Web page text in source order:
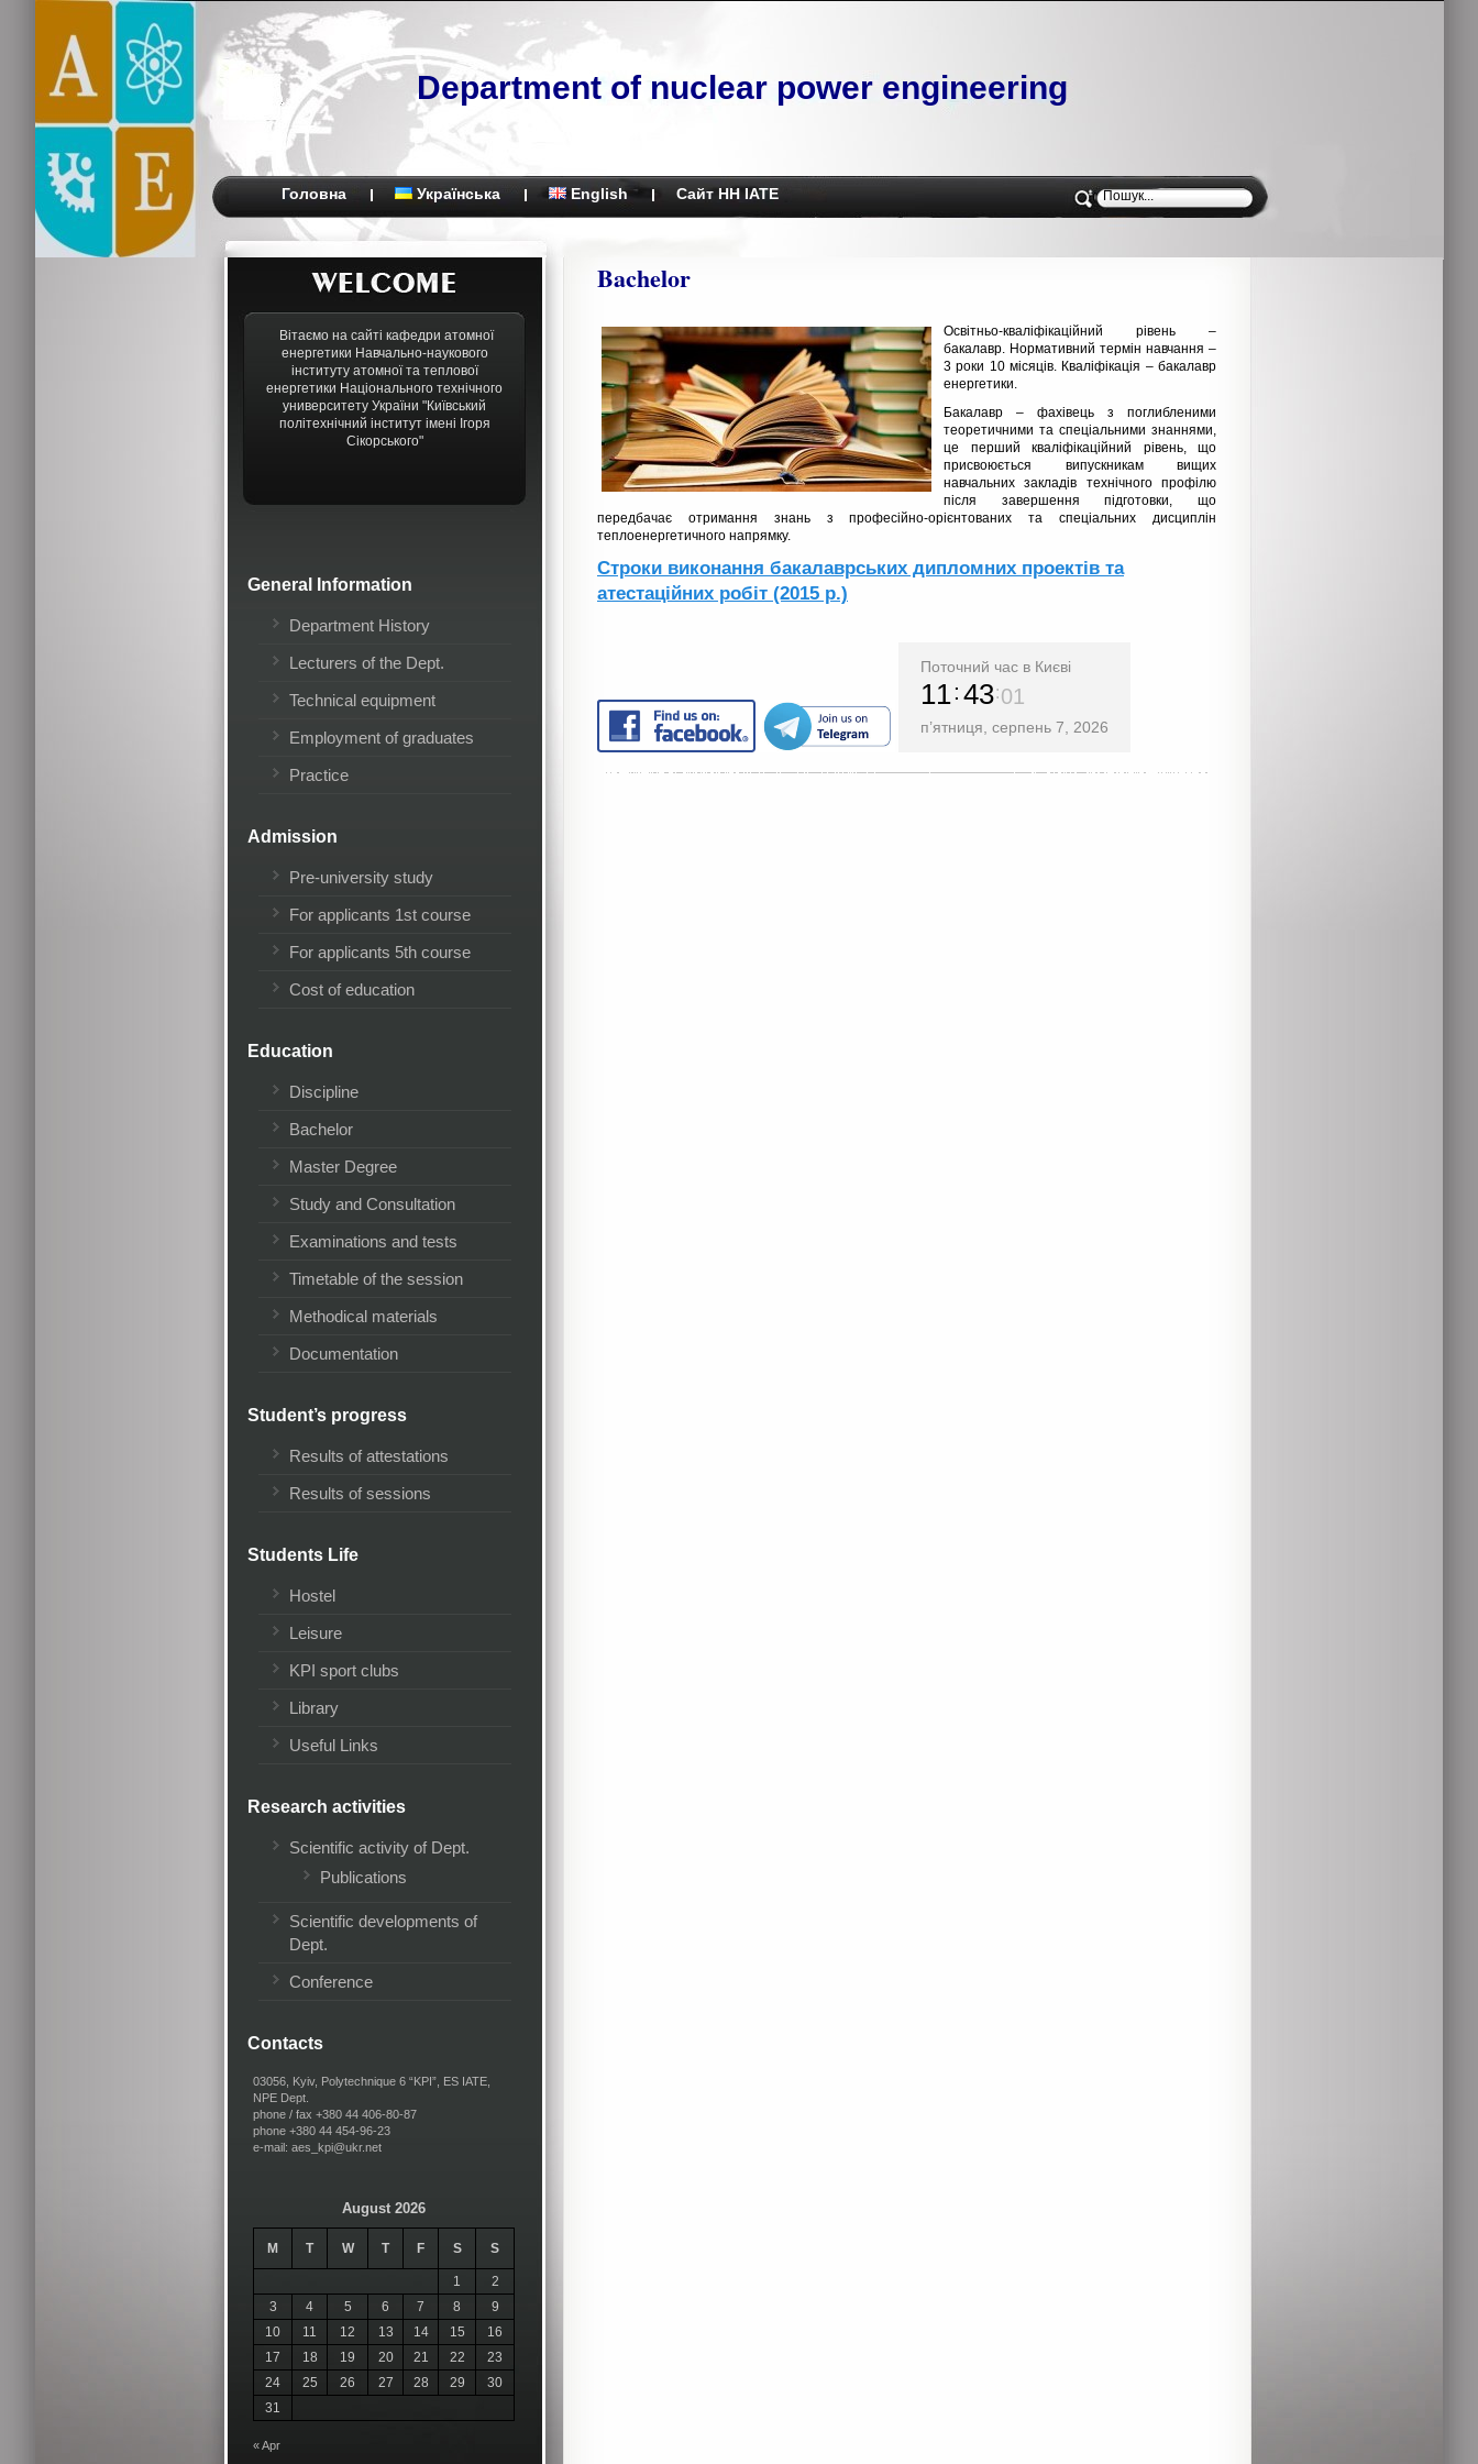
Department of nuclear power engineering
Головна Українська English Сайт НН ІАТЕ
Вітаємо на сайті кафедри атомної
енергетики Навчально-наукового
інституту атомної та теплової
енергетики Національного технічного
университету України "Київський
політехнічний інститут імені Ігоря
Сікорського"
General Information
Department History
Lecturers of the Dept.
Technical equipment
Employment of graduates
Practice
Admission
Pre-university study
For applicants 1st course
For applicants 5th course
Cost of education
Education
Discipline
Bachelor
Master Degree
Study and Consultation
Examinations and tests
Timetable of the session
Methodical materials
Documentation
Student’s progress
Results of attestations
Results of sessions
Students Life
Hostel
Leisure
KPI sport clubs
Library
Useful Links
Research activities
Scientific activity of Dept.
Publications
Scientific developments of
Dept.
Conference
Contacts
03056, Kyiv, Polytechnique 6 “KPI”, ES IATE,
NPE Dept.
phone / fax +380 44 406-80-87
phone +380 44 454-96-23
e-mail: aes_kpi@ukr.net
August 2026
M T W T F S S
1
2
3
4 5 6 7 8
9
10
11 12 13 14 15
16
17
18 19 20 21 22
23
24
25 26 27 28 29
30
31
« Apr
Bachelor
Освітньо-кваліфікаційний рівень –
бакалавр. Нормативний термін навчання –
3 роки 10 місяців. Кваліфікація – бакалавр
енергетики.
Бакалавр – фахівець з поглибленими
теоретичними та спеціальними знаннями,
це перший кваліфікаційний рівень, що
присвоюється випускникам вищих
навчальних закладів технічного профілю
після завершення підготовки, що
передбачає отримання знань з професійно-орієнтованих та спеціальних дисциплін
теплоенергетичного напрямку.
Строки виконання бакалаврських дипломних проектів та
атестаційних робіт (2015 р.)
Поточний час в Києві
11 43 01
п’ятниця, серпень 7, 2026